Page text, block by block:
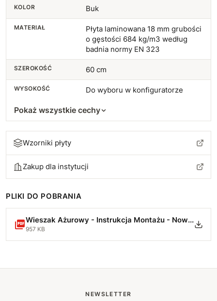
KOLOR Buk
MATERIAŁ
Płyta laminowana 18 mm grubości
o gęstości 684 kg/m3 według
badnia normy EN 323
SZEROKOŚĆ 60 cm
WYSOKOŚĆ Do wyboru w konfiguratorze
Pokaż wszystkie cechy
Wzorniki płyty
Zakup dla instytucji
PLIKI DO POBRANIA
Wieszak Ażurowy - Instrukcja Montażu - Nowa.pdf
957 KB
NEWSLETTER